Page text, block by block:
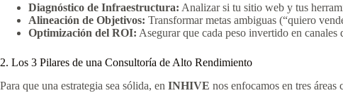
Diagnóstico de Infraestructura: Analizar si tu sitio web y tus
Alineación de Objetivos: Transformar metas ambiguas (“quiero
Optimización del ROI: Asegurar que cada peso invertido en
2. Los 3 Pilares de una Consultoría de Alto Rendimiento
Para que una estrategia sea sólida, en INHIVE nos enfocamos en tres áreas